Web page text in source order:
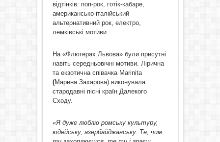
відтінків: поп-рок, готік-кабаре,
американсько-італійський
альтернативний рок, електро,
лемківські мотиви…
На «Флюгерах Львова» були присутні
навіть середньовічні мотиви. Лірична
та екзотична співачка Marinita
(Марина Захарова) виконувала
стародавні пісні країн Далекого
Сходу.
«Я дуже люблю ромську культуру,
юдейську, азербайджанську. Те, чим